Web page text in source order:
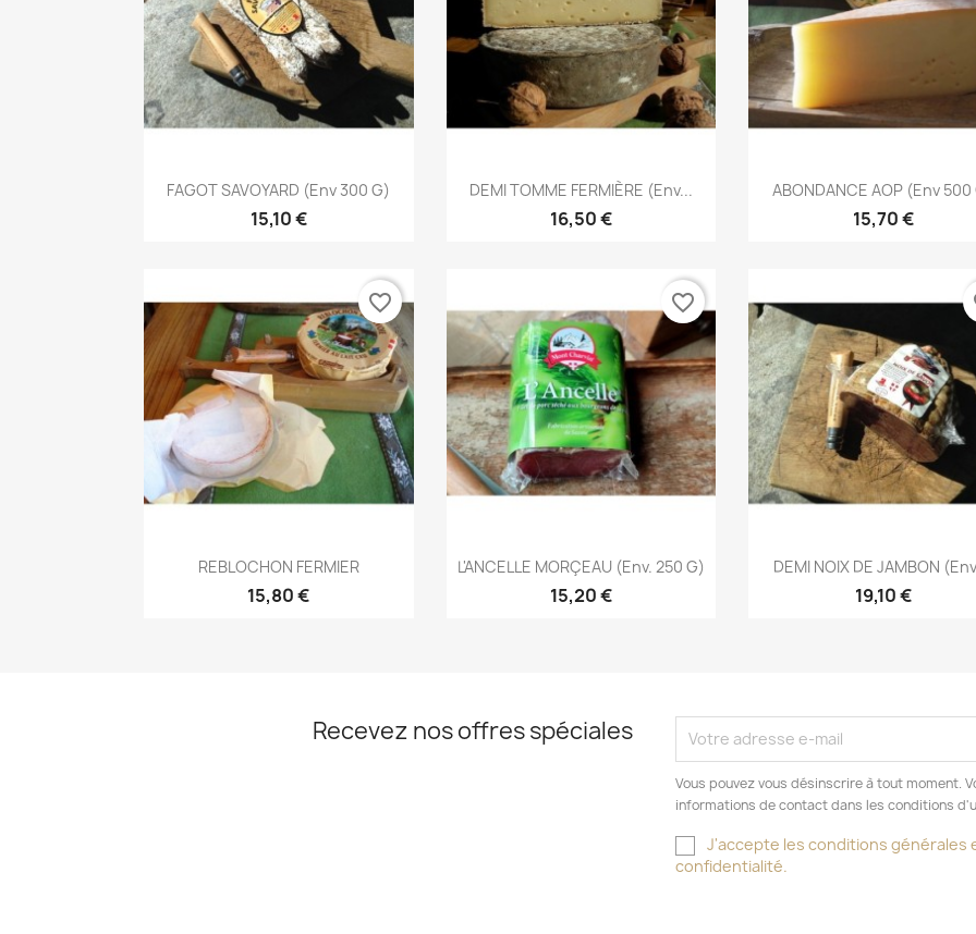
Aperçu rapide
FAGOT SAVOYARD (env 300 G)
15,10 €
Aperçu rapide
DEMI TOMME FERMIÈRE (env...
16,50 €
Aperçu rapide
ABONDANCE AOP (env 500
15,70 €
Aperçu rapide
REBLOCHON FERMIER
15,80 €
favorite_border
 Aperçu rapide
L'ANCELLE MORÇEAU (env. 250 G)
15,20 €
favorite_border
Aperçu rapide
DEMI NOIX DE JAMBON
19,10 €
Recevez nos offres spéciales
Vous pouvez vous désinscrire à tout moment.
informations de contact dans les conditions
J'accepte les conditions générales
confidentialité.